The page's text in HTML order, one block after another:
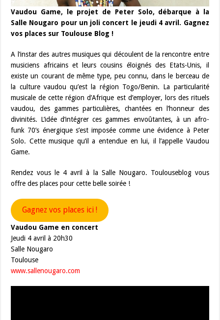
Vaudou Game, le projet de Peter Solo, débarque à la
Salle Nougaro pour un joli concert le jeudi 4 avril. Gagnez
vos places sur Toulouse Blog !
A l’instar des autres musiques qui découlent de la rencontre entre
musiciens africains et leurs cousins éloignés des Etats-Unis, il
existe un courant de même type, peu connu, dans le berceau de
la culture vaudou qu’est la région Togo/Benin. La particularité
musicale de cette région d’Afrique est d’employer, lors des rituels
vaudou, des gammes particulières, chantées en l’honneur des
divinités. L’idée d’intégrer ces gammes envoûtantes, à un afro-
funk 70’s énergique s’est imposée comme une évidence à Peter
Solo. Cette musique qu’il a entendue en lui, il l’appelle Vaudou
Game.
Rendez vous le 4 avril à la Salle Nougaro. Toulouseblog vous
offre des places pour cette belle soirée !
Gagnez vos places ici !
Vaudou Game en concert
Jeudi 4 avril à 20h30
Salle Nougaro
Toulouse
www.sallenougaro.com